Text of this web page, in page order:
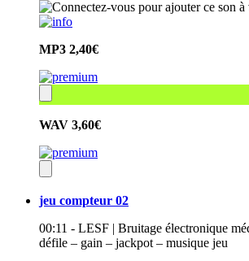
MP3 2,40€
WAV 3,60€
jeu compteur 02
00:11 - LESF | Bruitage électronique
défile – gain – jackpot – musique jeu